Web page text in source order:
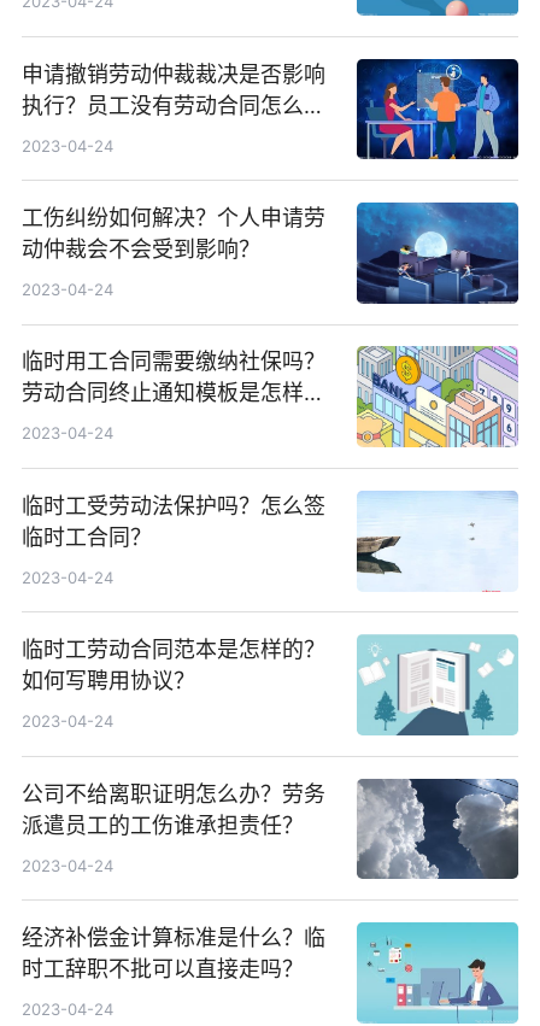
申请撤销劳动仲裁裁决是否影响
执行？员工没有劳动合同怎么
办？
2023-04-24
工伤纠纷如何解决？个人申请劳
动仲裁会不会受到影响？
2023-04-24
临时用工合同需要缴纳社保吗？
劳动合同终止通知模板是怎样
的？
2023-04-24
临时工受劳动法保护吗？怎么签
临时工合同？
2023-04-24
临时工劳动合同范本是怎样的？
如何写聘用协议？
2023-04-24
公司不给离职证明怎么办？劳务
派遣员工的工伤谁承担责任？
2023-04-24
经济补偿金计算标准是什么？临
时工辞职不批可以直接走吗？
2023-04-24